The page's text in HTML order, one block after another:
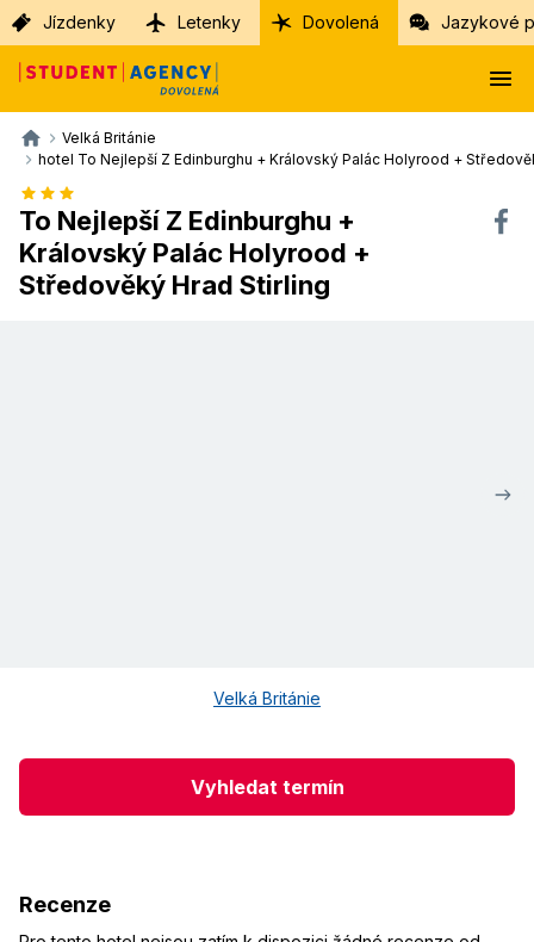
Jízdenky Letenky Dovolená Jazykové
Velká Británie
hotel To Nejlepší Z Edinburghu + Královský Palác Holyrood +
To Nejlepší Z Edinburghu +
Královský Palác Holyrood +
Středověký Hrad Stirling
Velká Británie
Vyhledat termín
Recenze